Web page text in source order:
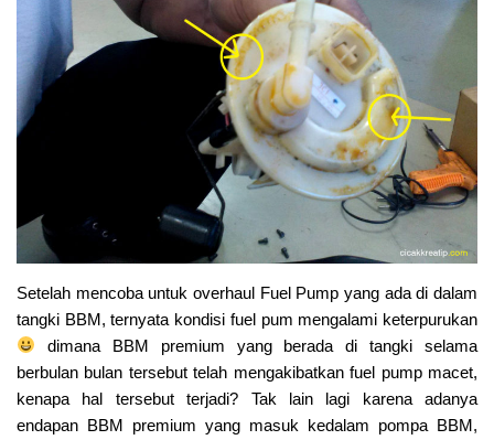
Setelah mencoba untuk overhaul Fuel Pump yang ada di dalam
tangki BBM, ternyata kondisi fuel pum mengalami keterpurukan
dimana BBM premium yang berada di tangki selama
berbulan bulan tersebut telah mengakibatkan fuel pump macet,
kenapa hal tersebut terjadi? Tak lain lagi karena adanya
endapan BBM premium yang masuk kedalam pompa BBM,